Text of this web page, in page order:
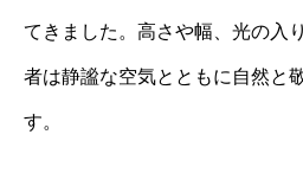
てきました。高さや幅、光の入
者は静謐な空気とともに自然と
す。